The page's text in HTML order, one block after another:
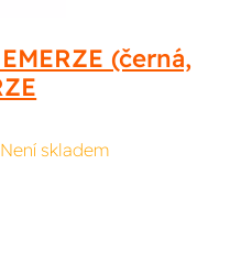
(černá,
Není skladem